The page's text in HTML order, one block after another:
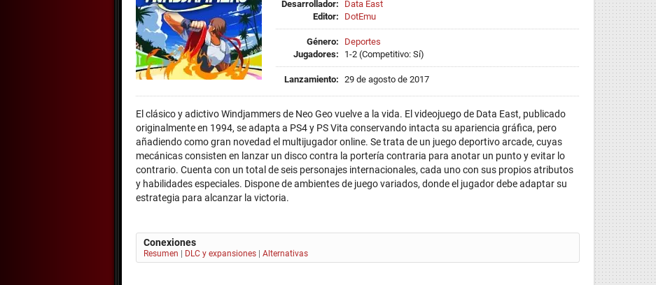
Desarrollador:
Data East
Editor:
DotEmu
Género:
Deportes
Jugadores:
1-2 (Competitivo: Sí)
Lanzamiento: 29 de agosto de 2017
El clásico y adictivo Windjammers de Neo Geo vuelve a la vida. El videojuego de Data East, publicado
originalmente en 1994, se adapta a PS4 y PS Vita conservando intacta su apariencia gráfica, pero
añadiendo como gran novedad el multijugador online. Se trata de un juego deportivo arcade, cuyas
mecánicas consisten en lanzar un disco contra la portería contraria para anotar un punto y evitar lo
contrario. Cuenta con un total de seis personajes internacionales, cada uno con sus propios atributos
y habilidades especiales. Dispone de ambientes de juego variados, donde el jugador debe adaptar su
estrategia para alcanzar la victoria.
Conexiones
Resumen DLC y expansiones Alternativas